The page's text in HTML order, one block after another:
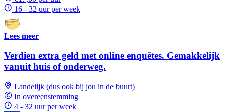
16 - 32 uur per week
Lees meer
Verdien extra geld met online enquêtes. Gemakkelijk
vanuit huis of onderweg.
Landelijk (dus ook bij jou in de buurt)
In overeenstemming
4 - 32 uur per week